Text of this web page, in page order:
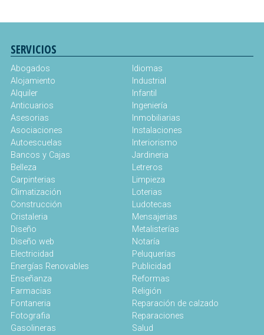
SERVICIOS
Abogados
Alojamiento
Alquiler
Anticuarios
Asesorias
Asociaciones
Autoescuelas
Bancos y Cajas
Belleza
Carpinterias
Climatización
Construcción
Cristaleria
Diseño
Diseño web
Electricidad
Energías Renovables
Enseñanza
Farmacias
Fontaneria
Fotografia
Gasolineras
Idiomas
Industrial
Infantil
Ingeniería
Inmobiliarias
Instalaciones
Interiorismo
Jardineria
Letreros
Limpieza
Loterias
Ludotecas
Mensajerias
Metalisterías
Notaría
Peluquerías
Publicidad
Reformas
Religión
Reparación de calzado
Reparaciones
Salud